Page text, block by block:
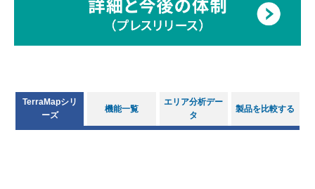
TerraMapシリ
ーズ
機能一覧
エリア分析デー
タ
製品を比較する